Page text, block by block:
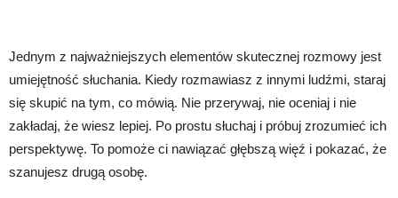
Jednym z najważniejszych elementów skutecznej rozmowy jest
umiejętność słuchania. Kiedy rozmawiasz z innymi ludźmi, staraj
się skupić na tym, co mówią. Nie przerywaj, nie oceniaj i nie
zakładaj, że wiesz lepiej. Po prostu słuchaj i próbuj zrozumieć ich
perspektywę. To pomoże ci nawiązać głębszą więź i pokazać, że
szanujesz drugą osobę.